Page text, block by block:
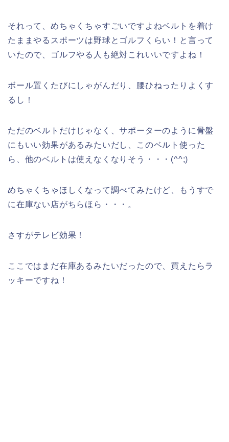
それって、めちゃくちゃすごいですよねベルトを着け
たままやるスポーツは野球とゴルフくらい！と言って
いたので、ゴルフやる人も絶対これいいですよね！
ボール置くたびにしゃがんだり、腰ひねったりよくす
るし！
ただのベルトだけじゃなく、サポーターのように骨盤
にもいい効果があるみたいだし、このベルト使った
ら、他のベルトは使えなくなりそう・・・(^^;)
めちゃくちゃほしくなって調べてみたけど、もうすで
に在庫ない店がちらほら・・・。
さすがテレビ効果！
ここではまだ在庫あるみたいだったので、買えたらラ
ッキーですね！